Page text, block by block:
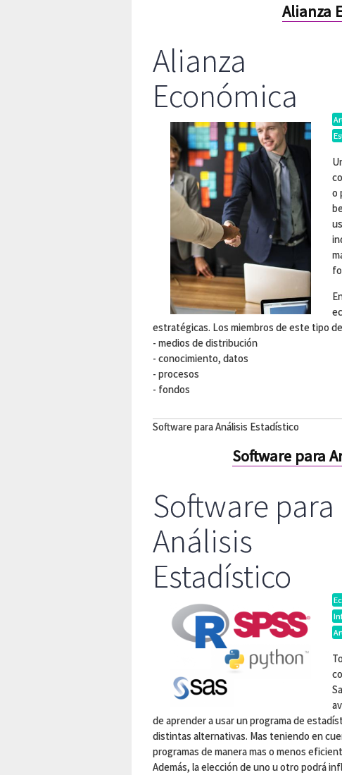
Alianza
Alianza
Económica
o
estratégicas. Los miembros de este tipo
- medios de distribución
- conocimiento, datos
- procesos
- fondos
Software para Análisis Estadístico
Software para
Software para
Análisis
Estadístico
de aprender a usar un programa de
distintas alternativas. Mas teniendo en
programas de manera mas o menos
Además, la elección de uno u otro podrá